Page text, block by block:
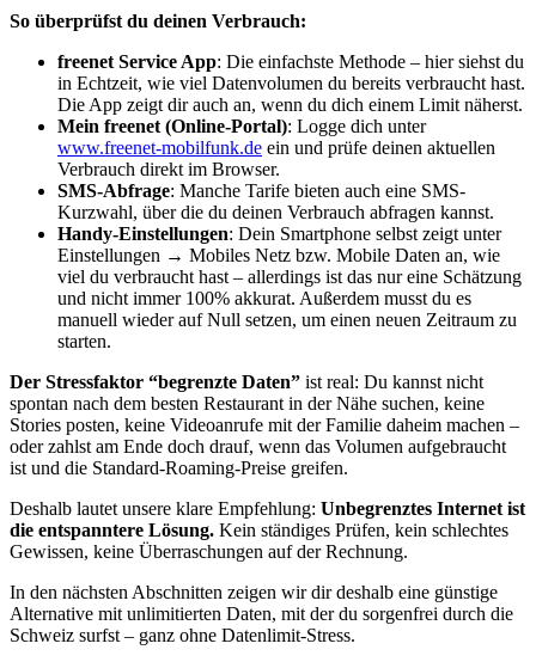
So überprüfst du deinen Verbrauch:
freenet Service App: Die einfachste Methode – hier siehst du
in Echtzeit, wie viel Datenvolumen du bereits verbraucht hast.
Die App zeigt dir auch an, wenn du dich einem Limit näherst.
Mein freenet (Online-Portal): Logge dich unter
www.freenet-mobilfunk.de ein und prüfe deinen aktuellen
Verbrauch direkt im Browser.
SMS-Abfrage: Manche Tarife bieten auch eine SMS-
Kurzwahl, über die du deinen Verbrauch abfragen kannst.
Handy-Einstellungen: Dein Smartphone selbst zeigt unter
Einstellungen → Mobiles Netz bzw. Mobile Daten an, wie
viel du verbraucht hast – allerdings ist das nur eine Schätzung
und nicht immer 100% akkurat. Außerdem musst du es
manuell wieder auf Null setzen, um einen neuen Zeitraum zu
starten.
Der Stressfaktor “begrenzte Daten” ist real: Du kannst nicht
spontan nach dem besten Restaurant in der Nähe suchen, keine
Stories posten, keine Videoanrufe mit der Familie daheim machen –
oder zahlst am Ende doch drauf, wenn das Volumen aufgebraucht
ist und die Standard-Roaming-Preise greifen.
Deshalb lautet unsere klare Empfehlung: Unbegrenztes Internet ist
die entspanntere Lösung. Kein ständiges Prüfen, kein schlechtes
Gewissen, keine Überraschungen auf der Rechnung.
In den nächsten Abschnitten zeigen wir dir deshalb eine günstige
Alternative mit unlimitierten Daten, mit der du sorgenfrei durch die
Schweiz surfst – ganz ohne Datenlimit-Stress.